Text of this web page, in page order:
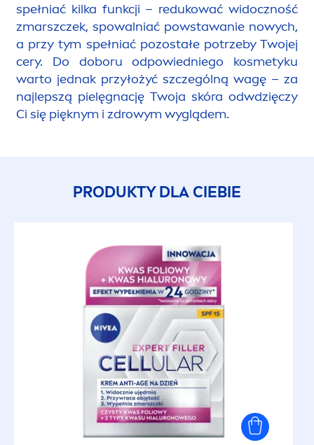
spełniać kilka funkcji – redukować widoczność
zmarszczek, spowalniać powstawanie nowych,
a przy tym spełniać pozostałe potrzeby Twojej
cery. Do doboru odpowiedniego kosmetyku
warto jednak przyłożyć szczególną wagę – za
najlepszą pielęgnację Twoja skóra odwdzięczy
Ci się pięknym i zdrowym wyglądem.
PRODUKTY DLA CIEBIE